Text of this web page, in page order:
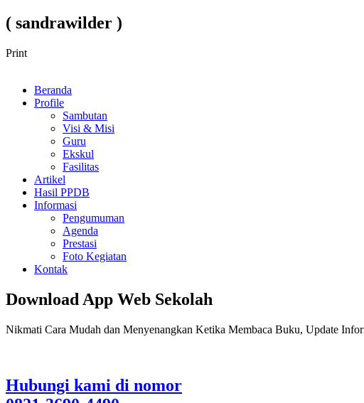
( sandrawilder )
Print
Beranda
Profile
Sambutan
Visi & Misi
Guru
Ekskul
Fasilitas
Artikel
Hasil PPDB
Informasi
Pengumuman
Agenda
Prestasi
Foto Kegiatan
Kontak
Download App Web Sekolah
Nikmati Cara Mudah dan Menyenangkan Ketika Membaca Buku, Update
Hubungi kami di nomor